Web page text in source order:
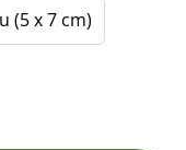
(5 x 7 cm)